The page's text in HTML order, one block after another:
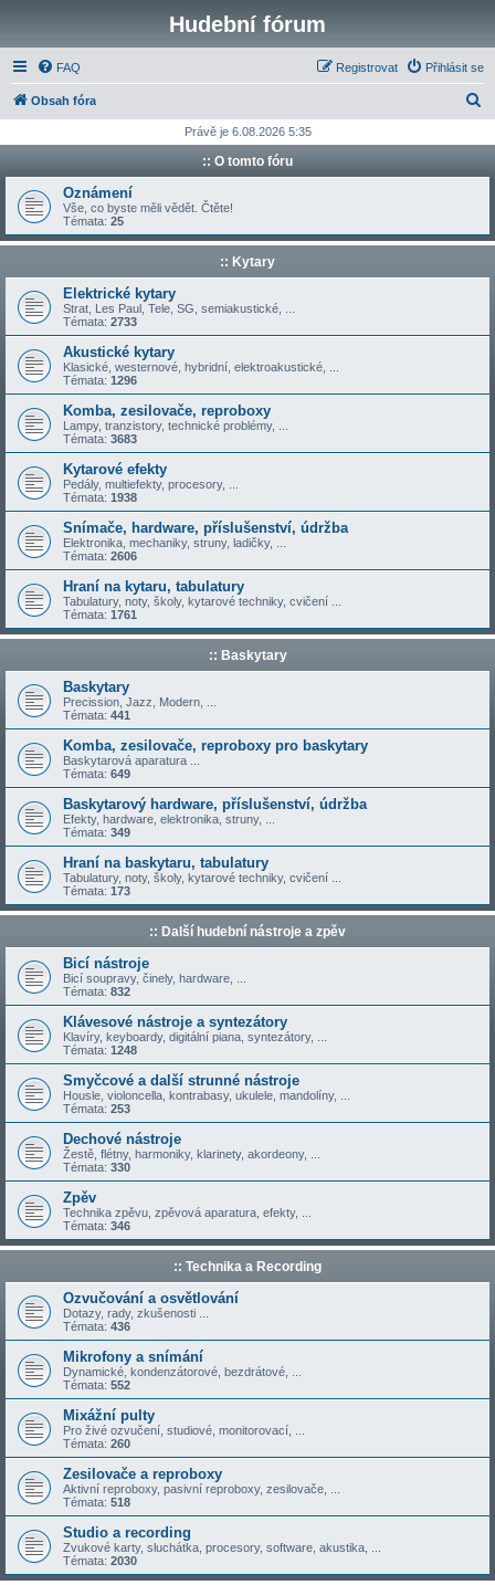
Hudební fórum
FAQ Přihlásit se
Registrovat
Obsah fóra
d
t
Právě je 6.08.2026 5:35
:: O tomto fóru
Oznámení
Vše, co byste měli vědět. Čtěte!
Témata: 25
:: Kytary
Elektrické kytary
Strat, Les Paul, Tele, SG, semiakustické, ...
Témata: 2733
Akustické kytary
Klasické, westernové, hybridní, elektroakustické, ...
Témata: 1296
Komba, zesilovače, reproboxy
Lampy, tranzistory, technické problémy, ...
Témata: 3683
Kytarové efekty
Pedály, multiefekty, procesory, ...
Témata: 1938
Snímače, hardware, příslušenství, údržba
Elektronika, mechaniky, struny, ladičky, ...
Témata: 2606
Hraní na kytaru, tabulatury
Tabulatury, noty, školy, kytarové techniky, cvičení ...
Témata: 1761
:: Baskytary
Baskytary
Precission, Jazz, Modern, ...
Témata: 441
Komba, zesilovače, reproboxy pro baskytary
Baskytarová aparatura ...
Témata: 649
Baskytarový hardware, příslušenství, údržba
Efekty, hardware, elektronika, struny, ...
Témata: 349
Hraní na baskytaru, tabulatury
Tabulatury, noty, školy, kytarové techniky, cvičení ...
Témata: 173
:: Další hudební nástroje a zpěv
Bicí nástroje
Bicí soupravy, činely, hardware, ...
Témata: 832
Klávesové nástroje a syntezátory
Klavíry, keyboardy, digitální piana, syntezátory, ...
Témata: 1248
Smyčcové a další strunné nástroje
Housle, violoncella, kontrabasy, ukulele, mandolíny, ...
Témata: 253
Dechové nástroje
Žestě, flétny, harmoniky, klarinety, akordeony, ...
Témata: 330
Zpěv
Technika zpěvu, zpěvová aparatura, efekty, ...
Témata: 346
:: Technika a Recording
Ozvučování a osvětlování
Dotazy, rady, zkušenosti ...
Témata: 436
Mikrofony a snímání
Dynamické, kondenzátorové, bezdrátové, ...
Témata: 552
Mixážní pulty
Pro živé ozvučení, studiové, monitorovací, ...
Témata: 260
Zesilovače a reproboxy
Aktivní reproboxy, pasivní reproboxy, zesilovače, ...
Témata: 518
Studio a recording
Zvukové karty, sluchátka, procesory, software, akustika, ...
Témata: 2030